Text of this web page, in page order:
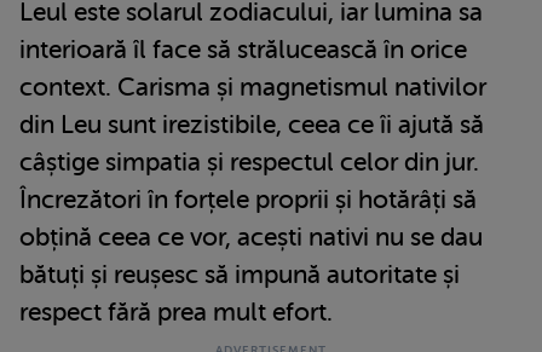
Leul este solarul zodiacului, iar lumina sa
interioară îl face să strălucească în orice
context. Carisma și magnetismul nativilor
din Leu sunt irezistibile, ceea ce îi ajută să
câștige simpatia și respectul celor din jur.
Încrezători în forțele proprii și hotărâți să
obțină ceea ce vor, acești nativi nu se dau
bătuți și reușesc să impună autoritate și
respect fără prea mult efort.